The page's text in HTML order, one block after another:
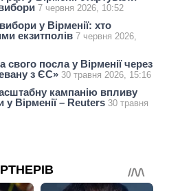
7 червня 2026, 10:52
у Вірменії: хто
екзитполів 7 червня 2026,
свого посла у Вірменії через
з ЄС» 30 травня 2026, 15:16
кампанію впливу
Вірменії – Reuters 30 травня